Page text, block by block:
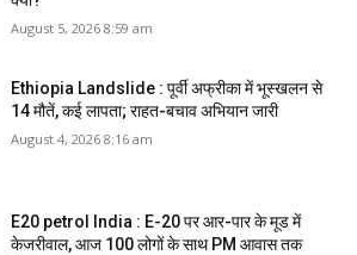
August 5, 2026 8:59 am
Ethiopia Landslide : पूर्वी अफ्रीका में भूस्खलन से
14 मौतें, कई लापता; राहत-बचाव अभियान जारी
August 4, 2026 8:16 am
E20 petrol India : E-20 पर आर-पार के मूड में
केजरीवाल, आज 100 लोगों के साथ PM आवास तक